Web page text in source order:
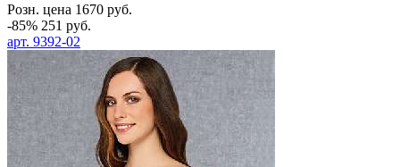
Розн. цена 1670 руб.
-85% 251 руб.
арт. 9392-02